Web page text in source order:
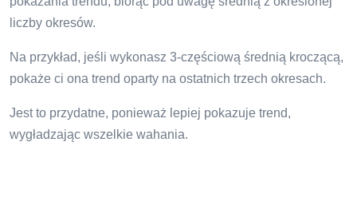
liczby okresów.
Na przykład, jeśli wykonasz 3-częściową średnią kroczącą,
pokaże ci ona trend oparty na ostatnich trzech okresach.
Jest to przydatne, ponieważ lepiej pokazuje trend,
wygładzając wszelkie wahania.